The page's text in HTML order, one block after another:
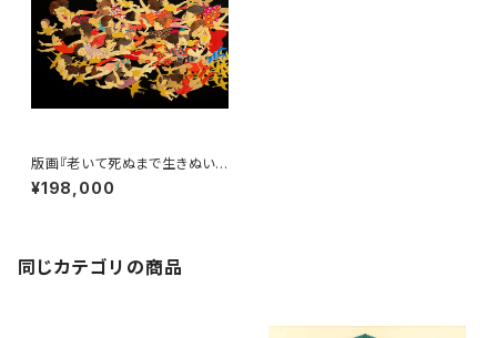
版画『老いて死ぬまで生きぬい
て』
¥198,000
同じカテゴリの商品